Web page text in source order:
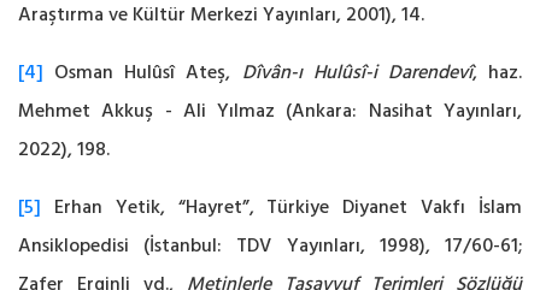
Araştırma ve Kültür Merkezi Yayınları, 2001), 14.
[4] Osman Hulûsî Ateş, Dîvân-ı Hulûsî-i Darendevî, haz.
Mehmet Akkuş - Ali Yılmaz (Ankara: Nasihat Yayınları,
2022), 198.
[5] Erhan Yetik, “Hayret”, Türkiye Diyanet Vakfı İslam
Ansiklopedisi (İstanbul: TDV Yayınları, 1998), 17/60-61;
Zafer Erginli vd., Metinlerle Tasavvuf Terimleri Sözlüğü